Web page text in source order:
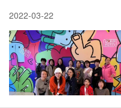
2022-03-22